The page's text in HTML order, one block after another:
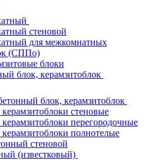
стеновой
для межкомнатных
(СППо)
блоки
блок, керамзитоблок
блок, керамзитоблок
стеновые
перегородочные
полнотелые
стеновой
(известковый)